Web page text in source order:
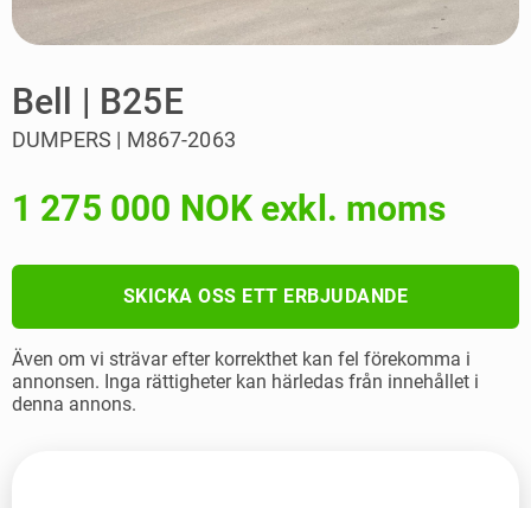
Bell | B25E
DUMPERS | M867-2063
1 275 000 NOK exkl. moms
SKICKA OSS ETT ERBJUDANDE
Även om vi strävar efter korrekthet kan fel förekomma i
annonsen. Inga rättigheter kan härledas från innehållet i
denna annons.